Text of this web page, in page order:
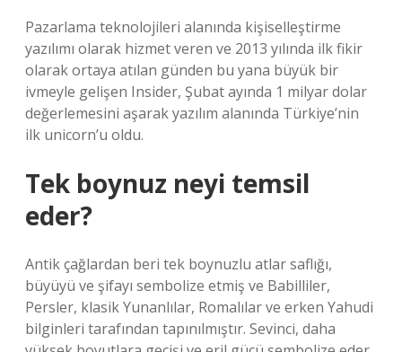
Pazarlama teknolojileri alanında kişiselleştirme
yazılımı olarak hizmet veren ve 2013 yılında ilk fikir
olarak ortaya atılan günden bu yana büyük bir
ivmeyle gelişen Insider, Şubat ayında 1 milyar dolar
değerlemesini aşarak yazılım alanında Türkiye’nin
ilk unicorn’u oldu.
Tek boynuz neyi temsil
eder?
Antik çağlardan beri tek boynuzlu atlar saflığı,
büyüyü ve şifayı sembolize etmiş ve Babilliler,
Persler, klasik Yunanlılar, Romalılar ve erken Yahudi
bilginleri tarafından tapınılmıştır. Sevinci, daha